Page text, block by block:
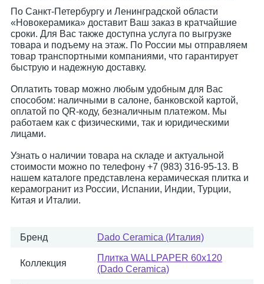
По Санкт-Петербургу и Ленинградской области
«Новокерамика» доставит Ваш заказ в кратчайшие
сроки. Для Вас также доступна услуга по выгрузке
товара и подъему на этаж. По России мы отправляем
товар транспортными компаниями, что гарантирует
быструю и надежную доставку.
Оплатить товар можно любым удобным для Вас
способом: наличными в салоне, банковской картой,
оплатой по QR-коду, безналичным платежом. Мы
работаем как с физическими, так и юридическими
лицами.
Узнать о наличии товара на складе и актуальной
стоимости можно по телефону +7 (983) 316-95-13. В
нашем каталоге представлена керамическая плитка и
керамогранит из России, Испании, Индии, Турции,
Китая и Италии.
Бренд Dado Ceramica (Италия)
Коллекция
Плитка WALLPAPER 60x120
(Dado Ceramica)